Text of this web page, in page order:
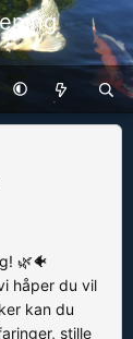
🌿🐠
håper du vil
kan du
stille